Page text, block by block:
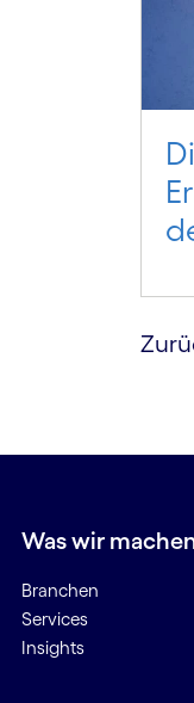
Was wir
Branchen
Services
Insights